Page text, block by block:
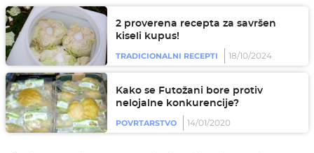
2 proverena recepta za savršen
kiseli kupus!
TRADICIONALNI RECEPTI 18/10/2024
Kako se Futožani bore protiv
nelojalne konkurencije?
POVRTARSTVO 14/01/2020